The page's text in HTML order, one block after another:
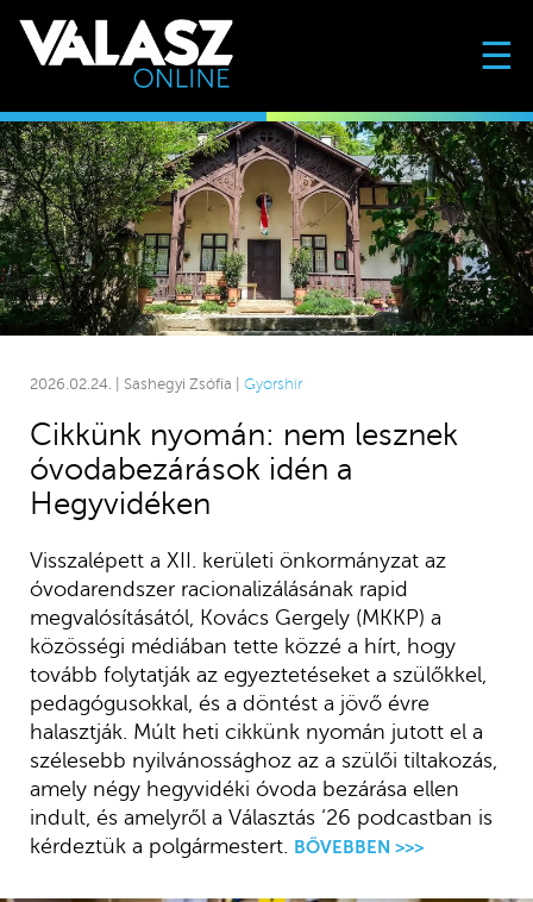
☰
2026.02.24. | Sashegyi Zsófia | Gyorshír
Cikkünk nyomán: nem lesznek
óvodabezárások idén a
Hegyvidéken
Visszalépett a XII. kerületi önkormányzat az
óvodarendszer racionalizálásának rapid
megvalósításától, Kovács Gergely (MKKP) a
közösségi médiában tette közzé a hírt, hogy
tovább folytatják az egyeztetéseket a szülőkkel,
pedagógusokkal, és a döntést a jövő évre
halasztják. Múlt heti cikkünk nyomán jutott el a
szélesebb nyilvánossághoz az a szülői tiltakozás,
amely négy hegyvidéki óvoda bezárása ellen
indult, és amelyről a Választás ‘26 podcastban is
kérdeztük a polgármestert. BŐVEBBEN >>>